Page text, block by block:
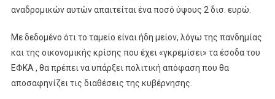
αναδρομικών αυτών απαιτείται ένα ποσό ύψους 2 δισ. ευρώ.
Με δεδομένο ότι το ταμείο είναι ήδη μείον, λόγω της πανδημίας
και της οικονομικής κρίσης που έχει «γκρεμίσει» τα έσοδα του
ΕΦΚΑ , θα πρέπει να υπάρξει πολιτική απόφαση που θα
αποσαφηνίζει τις διαθέσεις της κυβέρνησης.